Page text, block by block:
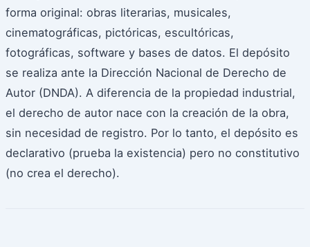
forma original: obras literarias, musicales,
cinematográficas, pictóricas, escultóricas,
fotográficas, software y bases de datos. El depósito
se realiza ante la Dirección Nacional de Derecho de
Autor (DNDA). A diferencia de la propiedad industrial,
el derecho de autor nace con la creación de la obra,
sin necesidad de registro. Por lo tanto, el depósito es
declarativo (prueba la existencia) pero no constitutivo
(no crea el derecho).